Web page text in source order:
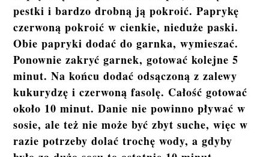
pestki i bardzo drobną ją pokroić. Paprykę
czerwoną pokroić w cienkie, nieduże paski.
Obie papryki dodać do garnka, wymieszać.
Ponownie zakryć garnek, gotować kolejne 5
minut. Na końcu dodać odsączoną z zalewy
kukurydzę i czerwoną fasolę. Całość gotować
około 10 minut. Danie nie powinno pływać w
sosie, ale też nie może być zbyt suche, więc w
razie potrzeby dolać trochę wody, a gdyby